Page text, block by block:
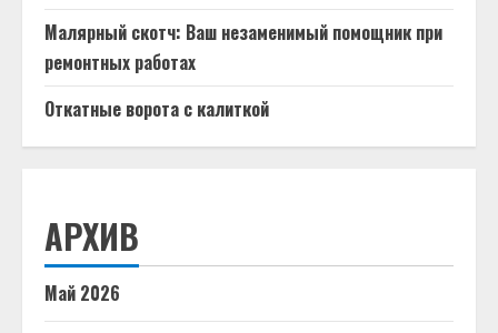
Малярный скотч: Ваш незаменимый помощник при
ремонтных работах
Откатные ворота с калиткой
АРХИВ
Май 2026